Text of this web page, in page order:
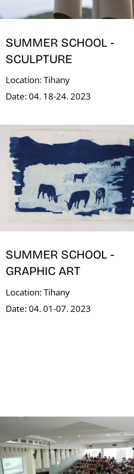
SUMMER SCHOOL -
SCULPTURE
Location: Tihany
Date: 04. 18-24. 2023
SUMMER SCHOOL -
GRAPHIC ART
Location: Tihany
Date: 04. 01-07. 2023